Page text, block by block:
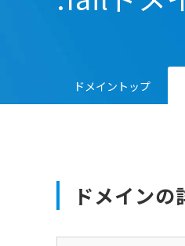
ドメイントップ
ドメインの